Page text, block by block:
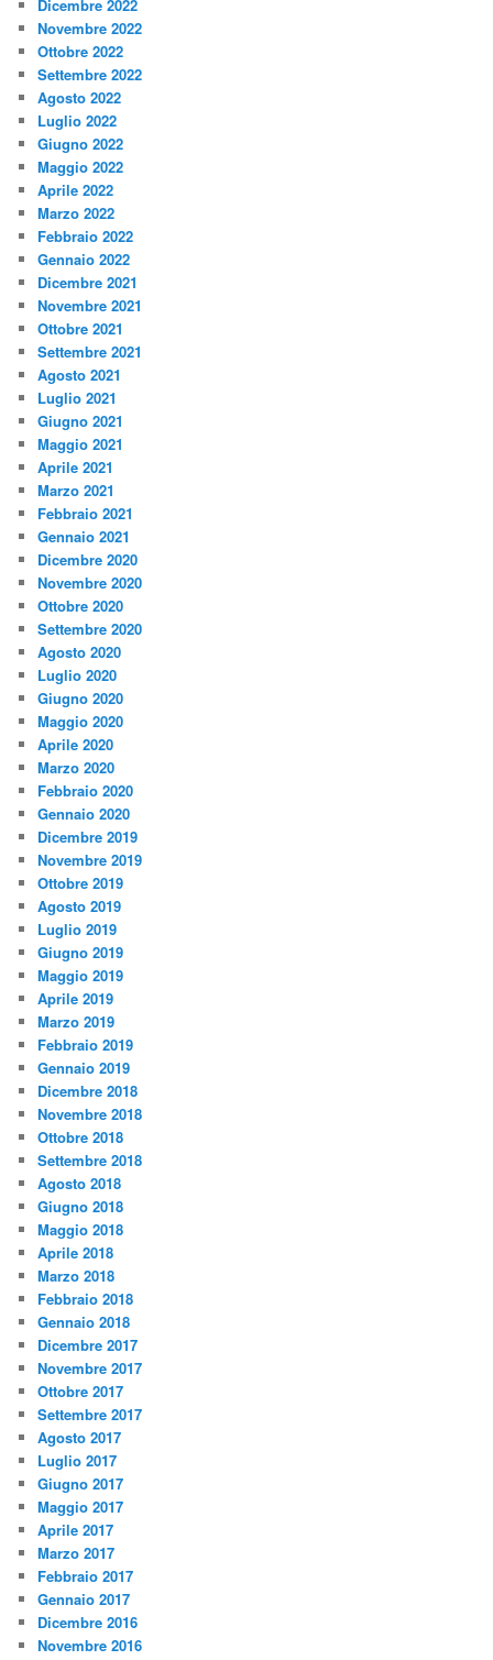
Dicembre 2022
Novembre 2022
Ottobre 2022
Settembre 2022
Agosto 2022
Luglio 2022
Giugno 2022
Maggio 2022
Aprile 2022
Marzo 2022
Febbraio 2022
Gennaio 2022
Dicembre 2021
Novembre 2021
Ottobre 2021
Settembre 2021
Agosto 2021
Luglio 2021
Giugno 2021
Maggio 2021
Aprile 2021
Marzo 2021
Febbraio 2021
Gennaio 2021
Dicembre 2020
Novembre 2020
Ottobre 2020
Settembre 2020
Agosto 2020
Luglio 2020
Giugno 2020
Maggio 2020
Aprile 2020
Marzo 2020
Febbraio 2020
Gennaio 2020
Dicembre 2019
Novembre 2019
Ottobre 2019
Agosto 2019
Luglio 2019
Giugno 2019
Maggio 2019
Aprile 2019
Marzo 2019
Febbraio 2019
Gennaio 2019
Dicembre 2018
Novembre 2018
Ottobre 2018
Settembre 2018
Agosto 2018
Giugno 2018
Maggio 2018
Aprile 2018
Marzo 2018
Febbraio 2018
Gennaio 2018
Dicembre 2017
Novembre 2017
Ottobre 2017
Settembre 2017
Agosto 2017
Luglio 2017
Giugno 2017
Maggio 2017
Aprile 2017
Marzo 2017
Febbraio 2017
Gennaio 2017
Dicembre 2016
Novembre 2016